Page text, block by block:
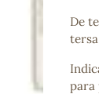
De
para